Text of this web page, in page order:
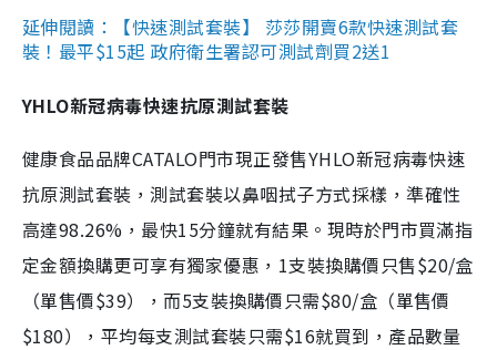
延伸閱讀：【快速測試套裝】 莎莎開賣6款快速測試套
裝！最平$15起 政府衛生署認可測試劑買2送1
YHLO新冠病毒快速抗原測試套裝
健康食品品牌CATALO門市現正發售YHLO新冠病毒快速
抗原測試套裝，測試套裝以鼻咽拭子方式採樣，準確性
高達98.26%，最快15分鐘就有結果。現時於門市買滿指
定金額換購更可享有獨家優惠，1支裝換購價只售$20/盒
（單售價$39），而5支裝換購價只需$80/盒（單售價
$180），平均每支測試套裝只需$16就買到，產品數量